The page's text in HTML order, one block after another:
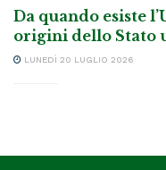
Da quando esiste
origini dello Stato
LUNEDÌ 20 LUGLIO 2026